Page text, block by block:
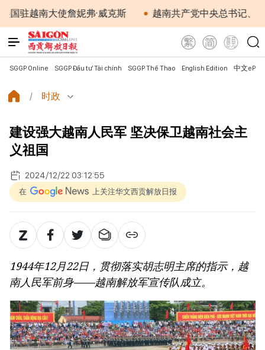
大使詹妮弗·威克斯 越南共产党中央总书记、国家主席
SGGP Online SGGP Đầu tư Tài chính SGGP Thể Thao English Edition 中文
时政
建设强大越南人民军 坚决保卫越南社会主
义祖国
2024/12/22 03:12:55
在 上关注华文西贡解放日报
1944年12月22日，贯彻落实胡志明主席的指示，越
南人民军前身——越南解放军宣传队成立。